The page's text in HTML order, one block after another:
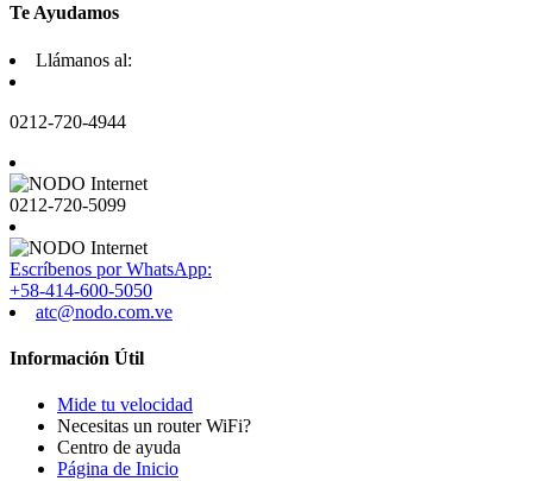
Te Ayudamos
Llámanos al:
0212-720-4944
0212-720-5099
Escríbenos por WhatsApp:
+58-414-600-5050
atc@nodo.com.ve
Información Útil
Mide tu velocidad
Necesitas un router WiFi?
Centro de ayuda
Página de Inicio